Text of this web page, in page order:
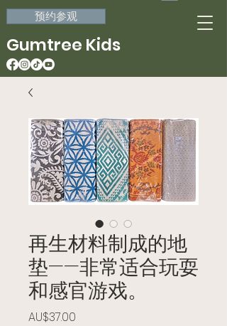
预约参观
Gumtree Kids
再生材料制成的地
垫——非常适合玩耍
和感官游戏。
AU$37.00